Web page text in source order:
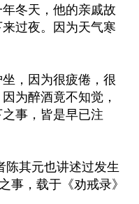
冬天，他的亲戚故
过夜。因为天气寒
，因为很疲倦，很
为醉酒竟不知觉，
事，皆是早已注
事，载于《劝戒录》